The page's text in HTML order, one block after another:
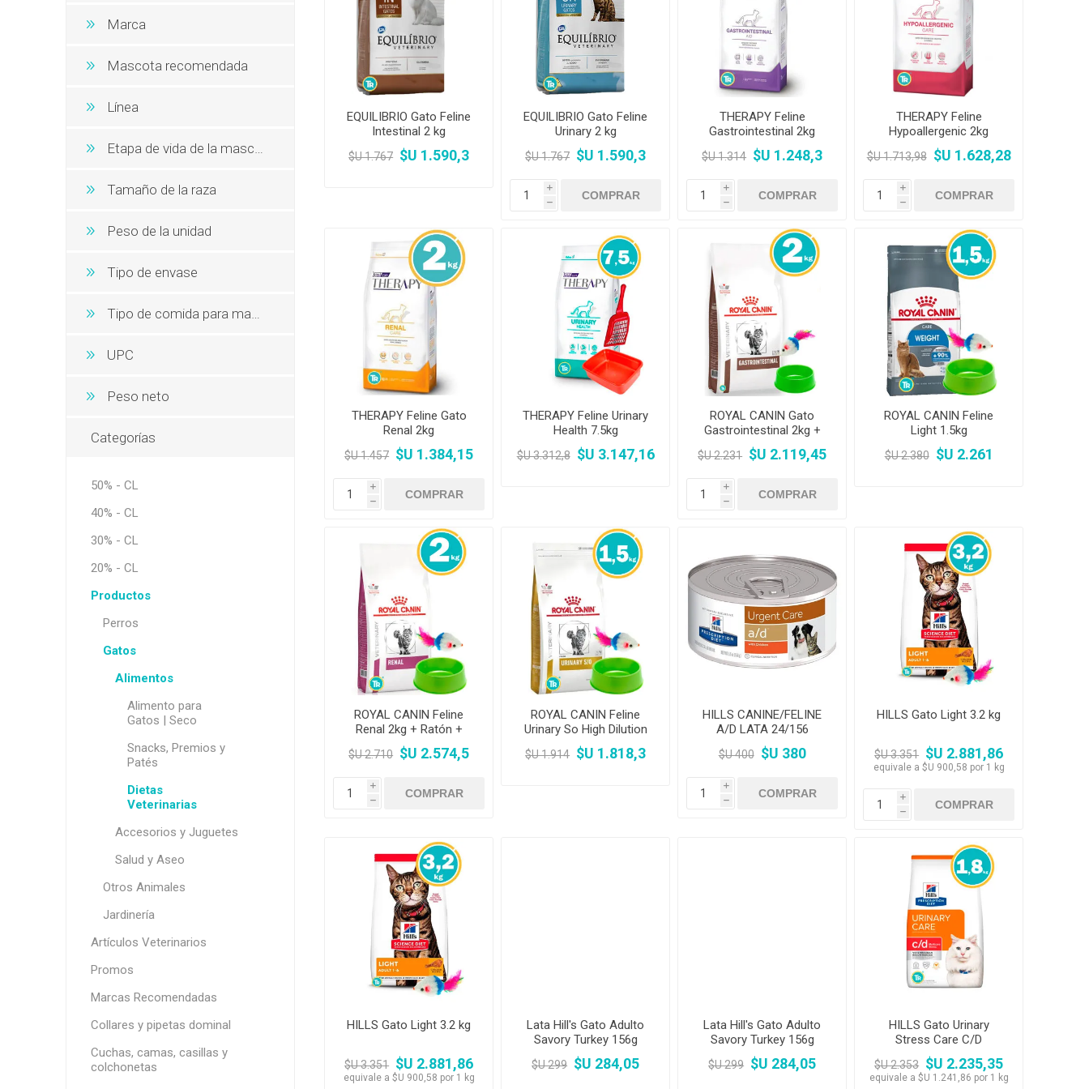
MV Holliday
Primocao
Biofresh
Three Dogs &
Three Cats
Kat Bom
Cachorreiros
Monello Bites
Dietas Veterinarias
Comedero y Bebedero
Juguetes
Chapitas identificatorias
Colchonetas
Estética e Higiene
Antipulgas y Antiparasitarios
Artículos Postoperatorio
Shampoos
Snacks, Premios y Patés
Dietas Veterinarias
Transportadoras
Juguetes
Collares y Arneses
Rascadores
Chapitas Identificatorias
Camas y Cuchas
Estética (Cepillos, peines y
Antipulgas y Antiparasitarios
Artículos Postoperatorio
EQUILIBRIO Gato Feline
Intestinal 2 kg
$U 1.767 $U 1.590,3
EQUILIBRIO Gato Feline
Urinary 2 kg
$U 1.767 $U 1.590,3
i
h
THERAPY Feline
Gastrointestinal 2kg
$U 1.314 $U 1.248,3
i
h
THERAPY Feline
Hypoallergenic 2kg
$U 1.713,98 $U 1.628,28
i
h
THERAPY Feline Gato
Renal 2kg
$U 1.457 $U 1.384,15
i
h
THERAPY Feline Urinary
Health 7.5kg
$U 3.312,8 $U 3.147,16
ROYAL CANIN Gato
Gastrointestinal 2kg +
Ratón + Comedero
$U 2.231 $U 2.119,45
i
h
ROYAL CANIN Feline
Light 1.5kg
$U 2.380 $U 2.261
ROYAL CANIN Feline
Renal 2kg + Ratón +
Comedero
$U 2.710 $U 2.574,5
i
h
ROYAL CANIN Feline
Urinary So High Dilution
1.5kg + Ratón +
Comedero
$U 1.914 $U 1.818,3
HILLS CANINE/FELINE
A/D LATA 24/156
GRAMOS
$U 400 $U 380
i
h
HILLS Gato Light 3.2 kg
$U 3.351 $U 2.881,86
equivale a $U 900,58 por 1 kg
i
h
HILLS Gato Light 3.2 kg
$U 3.351 $U 2.881,86
equivale a $U 900,58 por 1 kg
Lata Hill's Gato Adulto
Savory Turkey 156g
$U 299 $U 284,05
Lata Hill's Gato Adulto
Savory Turkey 156g
$U 299 $U 284,05
HILLS Gato Urinary
Stress Care C/D
Multicare 1,8kg
$U 2.353 $U 2.235,35
equivale a $U 1.241,86 por 1 kg
Marca
Mascota recomendada
Línea
Etapa de vida de la mascota
Tamaño de la raza
Peso de la unidad
Tipo de envase
Tipo de comida para mascotas
UPC
Peso neto
Categorías
50% - CL
40% - CL
30% - CL
20% - CL
Productos
Perros
Gatos
Alimentos
Alimento para
Gatos | Seco
Snacks, Premios y
Patés
Dietas
Veterinarias
Accesorios y Juguetes
Salud y Aseo
Otros Animales
Jardinería
Artículos Veterinarios
Promos
Marcas Recomendadas
Collares y pipetas dominal
Cuchas, camas, casillas y
colchonetas